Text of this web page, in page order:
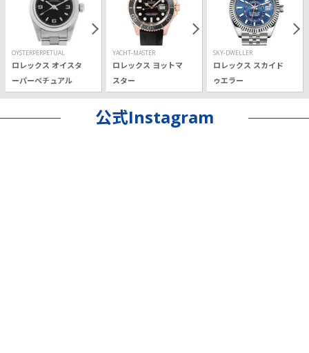
OYSTERPERPETUAL
ロレックス オイスタ
ーパーペチュアル
YACHT-MASTER
ロレックス ヨットマ
スター
SKY-DWELLER
ロレックス スカイド
ゥエラー
公式Instagram